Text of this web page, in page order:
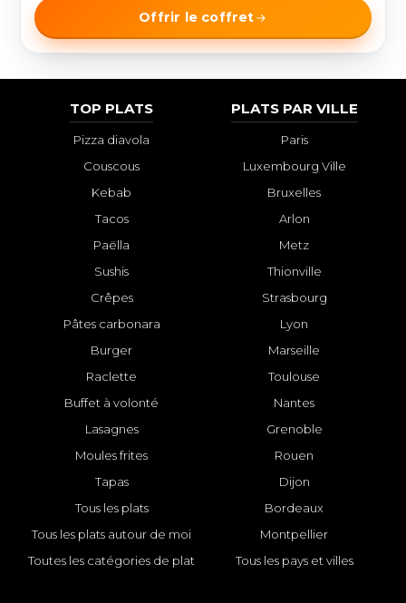
Offrir le coffret
TOP PLATS
Pizza diavola
Couscous
Kebab
Tacos
Paëlla
Sushis
Crêpes
Pâtes carbonara
Burger
Raclette
Buffet à volonté
Lasagnes
Moules frites
Tapas
Tous les plats
Tous les plats autour de moi
Toutes les catégories de plat
PLATS PAR VILLE
Paris
Luxembourg Ville
Bruxelles
Arlon
Metz
Thionville
Strasbourg
Lyon
Marseille
Toulouse
Nantes
Grenoble
Rouen
Dijon
Bordeaux
Montpellier
Tous les pays et villes